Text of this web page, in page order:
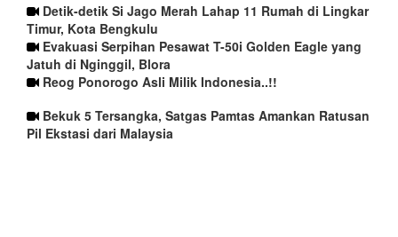
Detik-detik Si Jago Merah Lahap 11 Rumah di Lingkar
Timur, Kota Bengkulu
Evakuasi Serpihan Pesawat T-50i Golden Eagle yang
Jatuh di Nginggil, Blora
Reog Ponorogo Asli Milik Indonesia..!!
Bekuk 5 Tersangka, Satgas Pamtas Amankan Ratusan
Pil Ekstasi dari Malaysia